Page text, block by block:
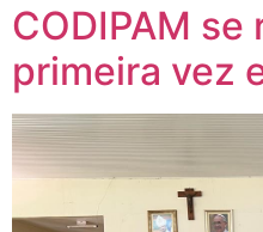
CODIPAM se
primeira vez